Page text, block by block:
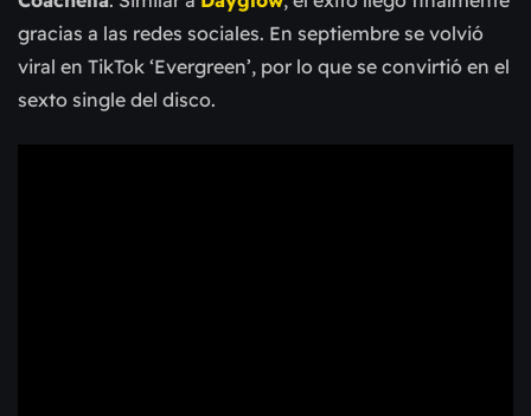
gracias a las redes sociales. En septiembre se volvió
viral en TikTok ‘Evergreen’, por lo que se convirtió en el
sexto single del disco.